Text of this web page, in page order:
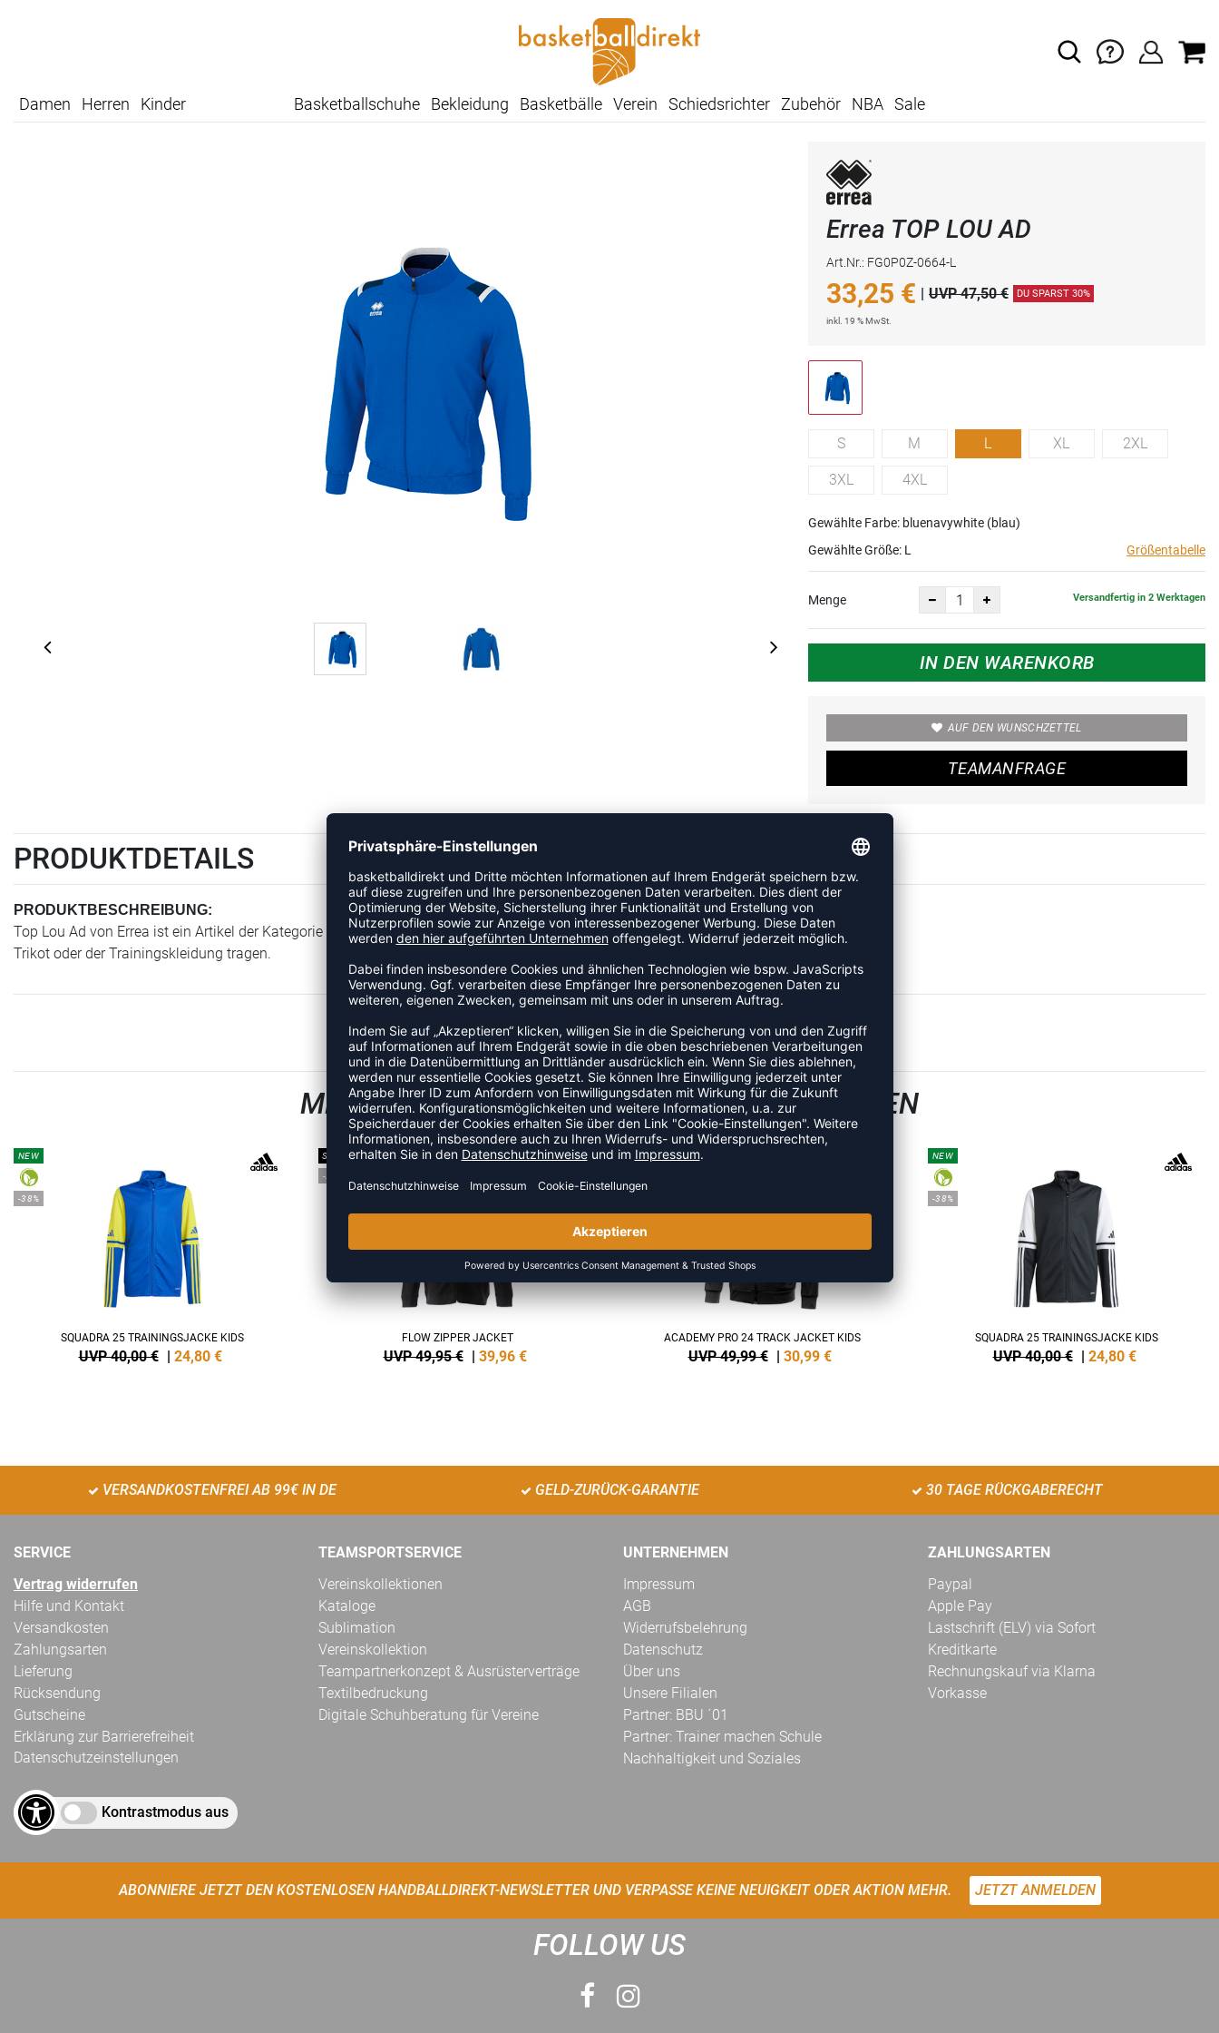
Damen Herren Kinder Basketballschuhe Bekleidung Basketbälle Verein Schiedsrichter Zubehör NBA Sale
Errea TOP LOU AD
Art.Nr.: FG0P0Z-0664-L
33,25 € | UVP 47,50 € DU SPARST 30%
inkl. 19 % MwSt.
S M L XL 2XL
3XL 4XL
Gewählte Farbe: bluenavywhite (blau)
Gewählte Größe: L Größentabelle
Menge Versandfertig in 2 Werktagen
IN DEN WARENKORB
AUF DEN WUNSCHZETTEL
TEAMANFRAGE
PRODUKTDETAILS
PRODUKTBESCHREIBUNG:
Top Lou Ad von Errea ist ein Artikel der Kategorie Trainingsjacke. Der lockere Schnitt lässt sich unkompliziert über dem
Trikot oder der Trainingskleidung tragen.
ZULETZT ANGESEHEN
MEHR AUS DER KATEGORIE TRAININGSJACKEN
NEW
-38%
SQUADRA 25 TRAININGSJACKE KIDS
UVP 40,00 € 24,80 €
SALE
-20%
FLOW ZIPPER JACKET
UVP 49,95 € 39,96 €
NEW
ACADEMY PRO 24 TRACK JACKET KIDS
UVP 49,99 € 30,99 €
NEW
-38%
SQUADRA 25 TRAININGSJACKE KIDS
UVP 40,00 € 24,80 €
VERSANDKOSTENFREI AB 99€ IN DE GELD-ZURÜCK-GARANTIE 30 TAGE RÜCKGABERECHT
SERVICE
Vertrag widerrufen
Hilfe und Kontakt
Versandkosten
Zahlungsarten
Lieferung
Rücksendung
Gutscheine
Erklärung zur Barrierefreiheit
Datenschutzeinstellungen
Kontrastmodus aus
TEAMSPORTSERVICE
Vereinskollektionen
Kataloge
Sublimation
Vereinskollektion
Teampartnerkonzept & Ausrüsterverträge
Textilbedruckung
Digitale Schuhberatung für Vereine
UNTERNEHMEN
Impressum
AGB
Widerrufsbelehrung
Datenschutz
Über uns
Unsere Filialen
Partner: BBU ´01
Partner: Trainer machen Schule
Nachhaltigkeit und Soziales
ZAHLUNGSARTEN
Paypal
Apple Pay
Lastschrift (ELV) via Sofort
Kreditkarte
Rechnungskauf via Klarna
Vorkasse
ABONNIERE JETZT DEN KOSTENLOSEN HANDBALLDIREKT-NEWSLETTER UND VERPASSE KEINE NEUIGKEIT ODER AKTION MEHR. JETZT ANMELDEN
FOLLOW US